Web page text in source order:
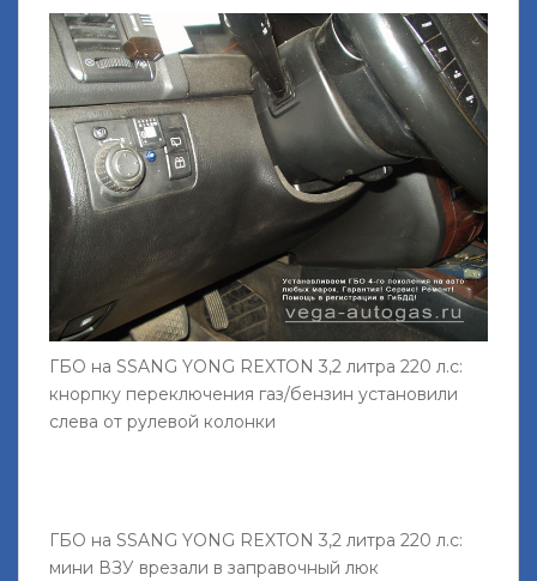
ГБО на SSANG YONG REXTON 3,2 литра 220 л.с:
кнорпку переключения газ/бензин установили
слева от рулевой колонки
ГБО на SSANG YONG REXTON 3,2 литра 220 л.с:
мини ВЗУ врезали в заправочный люк